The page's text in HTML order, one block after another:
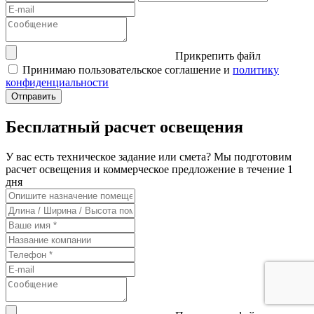
Прикрепить файл
Принимаю пользовательское соглашение и политику
конфиденциальности
Бесплатный расчет освещения
У вас есть техническое задание или смета? Мы подготовим
расчет освещения и коммерческое предложение в течение 1
дня